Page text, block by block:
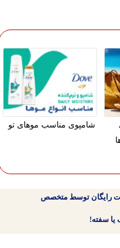
شامپوی مناسب موهای تو
رایگان توسط متخصص